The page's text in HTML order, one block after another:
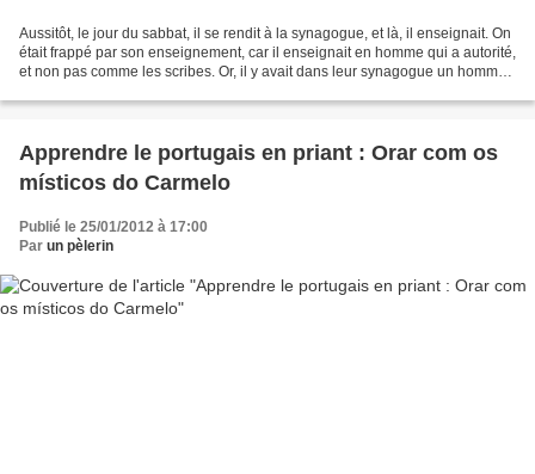
Aussitôt, le jour du sabbat, il se rendit à la synagogue, et là, il enseignait. On
était frappé par son enseignement, car il enseignait en homme qui a autorité,
et non pas comme les scribes. Or, il y avait dans leur synagogue un homme
Apprendre le portugais en priant : Orar com os
místicos do Carmelo
Publié le 25/01/2012 à 17:00
Par un pèlerin